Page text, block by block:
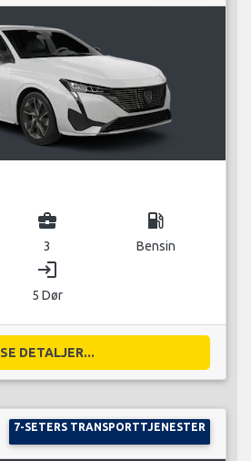
business_center
3
local_gas_station
Bensin
login
5 Dør
SE DETALJER...
7-SETERS TRANSPORTTJENESTER